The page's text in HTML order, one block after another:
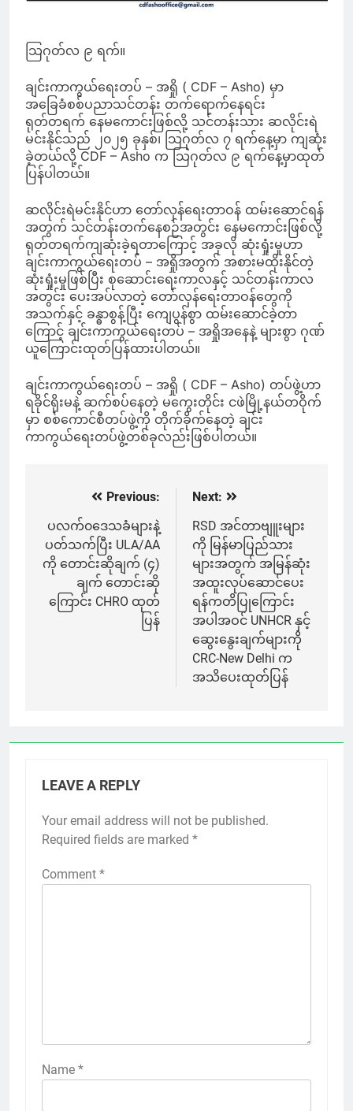
သြဂုတ်လ ၉ ရက်။
ချင်းကာကွယ်ရေးတပ် – အရှို ( CDF – Asho) မှာ
အခြေခံစစ်ပညာသင်တန်း တက်ရောက်နေရင်း
ရုတ်တရက် နေမကောင်းဖြစ်လို့ သင်တန်းသား ဆလိုင်းရဲ
မင်းနိုင်သည် ၂၀၂၅ ခုနှစ်၊ သြဂုတ်လ ၇ ရက်နေ့မှာ ကျဆုံး
ခဲ့တယ်လို့ CDF – Asho က သြဂုတ်လ ၉ ရက်နေ့မှာထုတ်
ပြန်ပါတယ်။
ဆလိုင်းရဲမင်းနိုင်ဟာ တော်လှန်ရေးတာဝန် ထမ်းဆောင်ရန်
အတွက် သင်တန်းတက်နေစဉ်အတွင်း နေမကောင်းဖြစ်လို့
ရုတ်တရက်ကျဆုံးခဲ့ရတာကြောင့် အခုလို ဆုံးရှုံးမှုဟာ
ချင်းကာကွယ်ရေးတပ် – အရှိုအတွက် အစားမထိုးနိုင်တဲ့
ဆုံးရှုံးမှုဖြစ်ပြီး စုဆောင်းရေးကာလနှင့် သင်တန်းကာလ
အတွင်း ပေးအပ်လာတဲ့ တော်လှန်ရေးတာဝန်တွေကို
အသက်နှင့် ခန္ဓာစွန့်ပြီး ကျေပွန်စွာ ထမ်းဆောင်ခဲ့တာ
ကြောင့် ချင်းကာကွယ်ရေးတပ် – အရှိုအနေနဲ့ များစွာ ဂုဏ်
ယူကြောင်းထုတ်ပြန်ထားပါတယ်။
ချင်းကာကွယ်ရေးတပ် – အရှို ( CDF – Asho) တပ်ဖွဲ့ဟာ
ရခိုင်ရိုးမနဲ့ ဆက်စပ်နေတဲ့ မကွေးတိုင်း ငဖဲမြို့နယ်တဝိုက်
မှာ စစ်ကောင်စီတပ်ဖွဲ့ကို တိုက်ခိုက်နေတဲ့ ချင်း
ကာကွယ်ရေးတပ်ဖွဲ့တစ်ခုလည်းဖြစ်ပါတယ်။
navigation
Previous:
ပလက်၀‌ဒေသခံများနဲ့
ပတ်သက်ပြီး ULA/AA
ကို တောင်းဆိုချက် (၄)
ချက် တောင်းဆို
ကြောင်း CHRO ထုတ်
ပြန်
Next:
RSD အင်တာဗျူးများ
ကို မြန်မာပြည်သား
များအတွက် အမြန်ဆုံး
အထူးလုပ်ဆောင်ပေး
ရန်ကတိပြုကြောင်း
အပါအဝင် UNHCR နှင့်
ဆွေးနွေးချက်များကို
CRC-New Delhi က
အသိပေးထုတ်ပြန်
LEAVE A REPLY
Your email address will not be published.
Required fields are marked *
Comment *
Name *